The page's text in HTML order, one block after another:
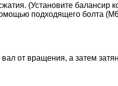
(Установите балансир
подходящего болта
от вращения, а затем